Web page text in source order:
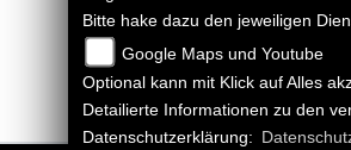
Bitte hake dazu den jeweiligen
Google Maps und Youtube
Optional kann mit Klick auf Alles
Detailierte Informationen zu den
Datenschutzerklärung: